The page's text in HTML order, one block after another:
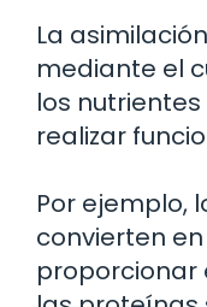
La
mediante el
los
realizar
Por ejemplo,
convierten
proporcionar